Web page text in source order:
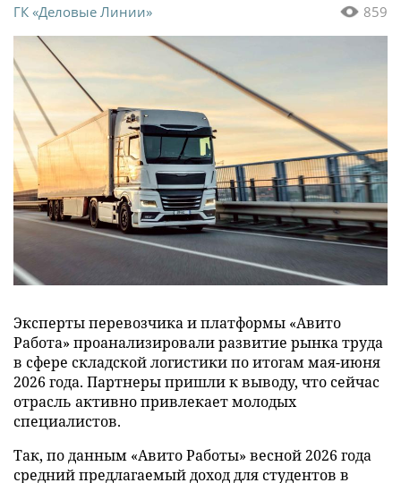
859
ГК «Деловые Линии»
Эксперты перевозчика и платформы «Авито
Работа» проанализировали развитие рынка труда
в сфере складской логистики по итогам мая-июня
2026 года. Партнеры пришли к выводу, что сейчас
отрасль активно привлекает молодых
специалистов.
Так, по данным «Авито Работы» весной 2026 года
средний предлагаемый доход для студентов в